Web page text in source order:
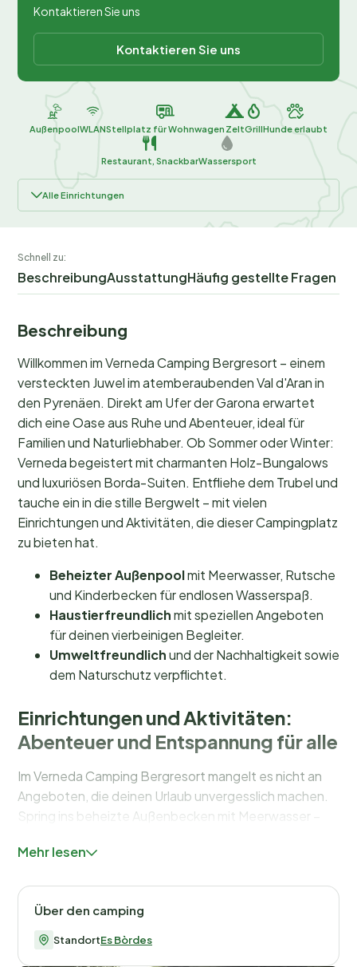
Kontaktieren Sie uns
Kontaktieren Sie uns
AußenpoolWLANStellplatz für Wohnwagen ZeltGrillHunde erlaubt
Restaurant, SnackbarWassersport
Alle Einrichtungen
Schnell zu:
BeschreibungAusstattungHäufig gestellte Fragen
Beschreibung
Willkommen im Verneda Camping Bergresort – einem
versteckten Juwel im atemberaubenden Val d'Aran in
den Pyrenäen. Direkt am Ufer der Garona erwartet
dich eine Oase aus Ruhe und Abenteuer, ideal für
Familien und Naturliebhaber. Ob Sommer oder Winter:
Verneda begeistert mit charmanten Holz-Bungalows
und luxuriösen Borda-Suiten. Entfliehe dem Trubel und
tauche ein in die stille Bergwelt – mit vielen
Einrichtungen und Aktivitäten, die dieser Campingplatz
zu bieten hat.
Beheizter Außenpoolmit Meerwasser, Rutsche
und Kinderbecken für endlosen Wasserspaß.
Haustierfreundlichmit speziellen Angeboten
für deinen vierbeinigen Begleiter.
Umweltfreundlichund der Nachhaltigkeit sowie
dem Naturschutz verpflichtet.
Einrichtungen und Aktivitäten:
Abenteuer und Entspannung für alle
Im Verneda Camping Bergresort mangelt es nicht an
Angeboten, die deinen Urlaub unvergesslich machen.
Spring ins beheizte Außenbecken mit Meerwasser –
Spaß. Für die Kleinsten gibt es einen Spielplatz mit
organisiert der Kinderclub viele tolle Aktivitäten.
Du liebst Sport? Dann erwarten dich zahlreiche
Aktivitäten wie Radfahren, Reiten, Klettern und
Mehr lesen
Über den camping
StandortEs Bòrdes